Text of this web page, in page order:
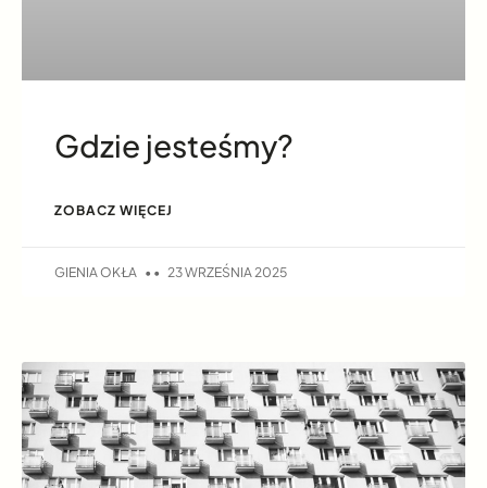
Gdzie jesteśmy?
ZOBACZ WIĘCEJ
GIENIA OKŁA 23 WRZEŚNIA 2025